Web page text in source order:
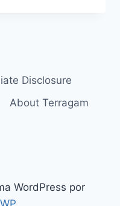
Disclosure
About Terragam
WordPress por